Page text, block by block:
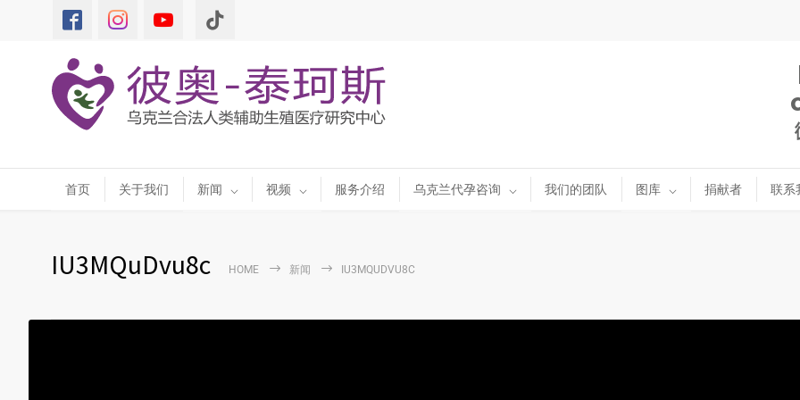
首页 关于我们 新闻 视频 服务介绍 乌克兰代孕咨询 我们的团队 图库 捐献者 联系
IU3MQuDvu8c HOME 新闻 IU3MQUDVU8C